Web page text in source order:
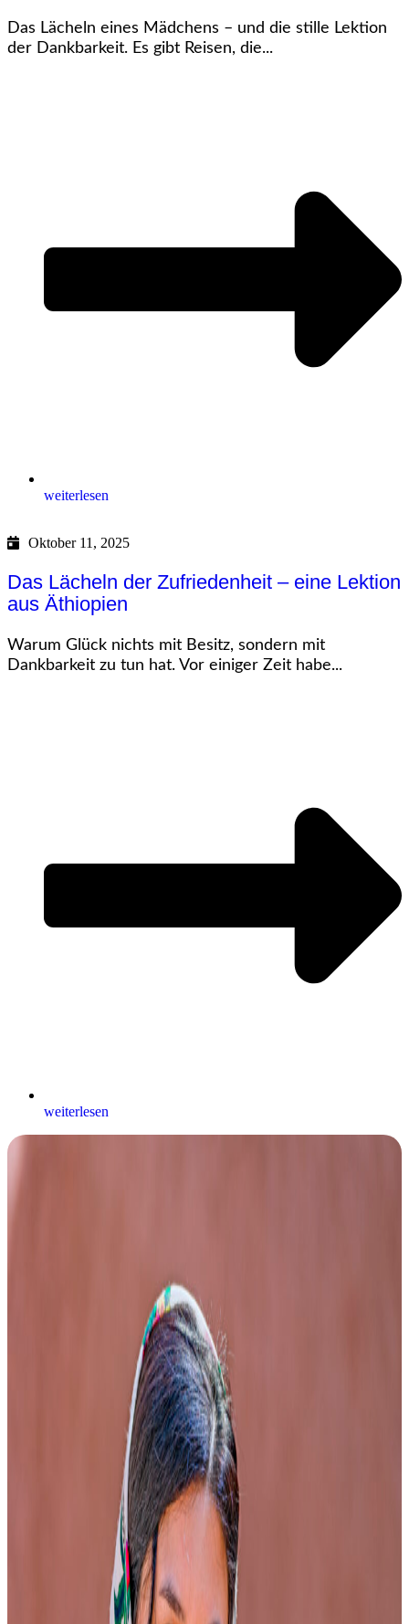
Das Lächeln eines Mädchens – und die stille Lektion
der Dankbarkeit. Es gibt Reisen, die...
weiterlesen
Oktober 11, 2025
Das Lächeln der Zufriedenheit – eine Lektion
aus Äthiopien
Warum Glück nichts mit Besitz, sondern mit
Dankbarkeit zu tun hat. Vor einiger Zeit habe...
weiterlesen